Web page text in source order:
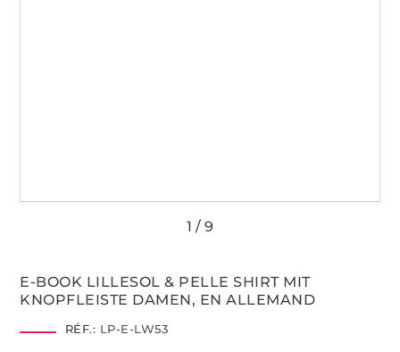
E-BOOK LILLESOL & PELLE SHIRT MIT
KNOPFLEISTE DAMEN, EN ALLEMAND
RÉF.: LP-E-LW53